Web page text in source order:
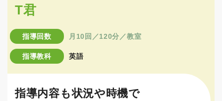
指導内容も状況や時機で
T君
指導回数 月10回／120分／教室
指導教科 英語